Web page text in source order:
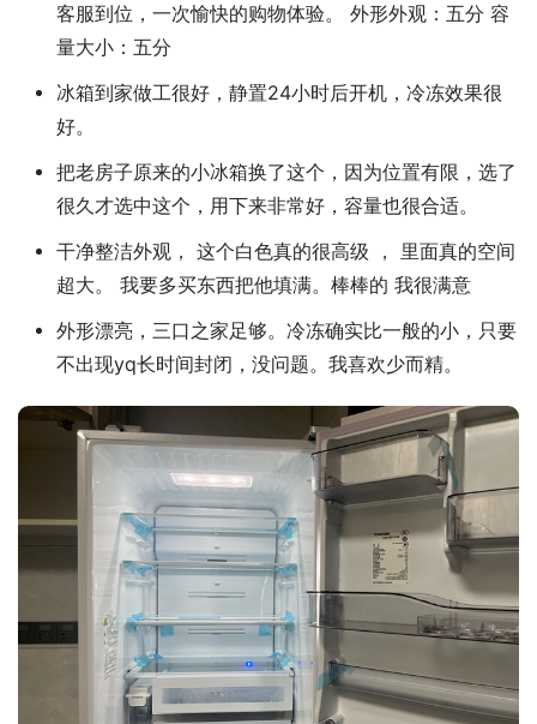
客服到位，一次愉快的购物体验。 外形外观：五分 容
量大小：五分
冰箱到家做工很好，静置24小时后开机，冷冻效果很
好。
把老房子原来的小冰箱换了这个，因为位置有限，选了
很久才选中这个，用下来非常好，容量也很合适。
干净整洁外观， 这个白色真的很高级 ， 里面真的空间
超大。 我要多买东西把他填满。棒棒的 我很满意
外形漂亮，三口之家足够。冷冻确实比一般的小，只要
不出现yq长时间封闭，没问题。我喜欢少而精。